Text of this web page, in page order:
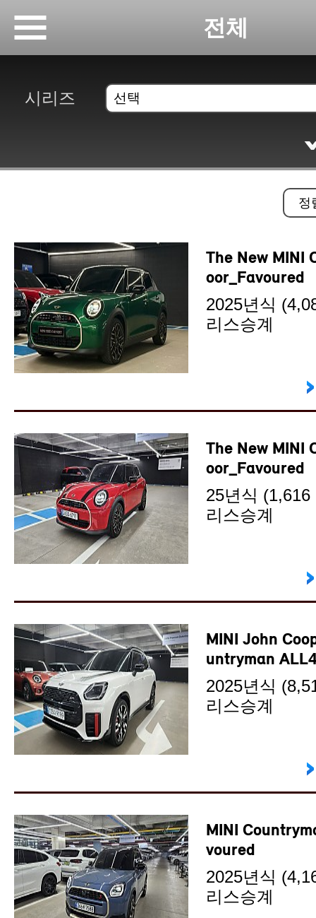
전체
시리즈
The New MINI
oor_Favoured
2025년식
리스승계
The New MINI
oor_Favoured
25년식 (1,616
리스승계
MINI John
untryman
2025년식
리스승계
MINI
voured
2025년식
리스승계